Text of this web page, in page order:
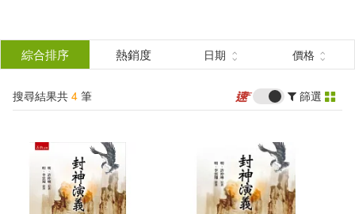
結
分類 (單選)
所有商品(4) 圖書(4)
作者 (可複選)
綜合排序 熱銷度 日期 價格
搜尋結果共 4 筆 篩選